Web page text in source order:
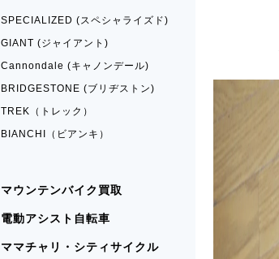
SPECIALIZED (スペシャライズド)
GIANT (ジャイアント)
Cannondale (キャノンデール)
BRIDGESTONE (ブリヂストン)
TREK（トレック）
BIANCHI（ビアンキ）
マウンテンバイク買取
電動アシスト自転車
ママチャリ・シティサイクル